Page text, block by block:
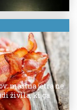
mastna jetra ne
živila, ki ga